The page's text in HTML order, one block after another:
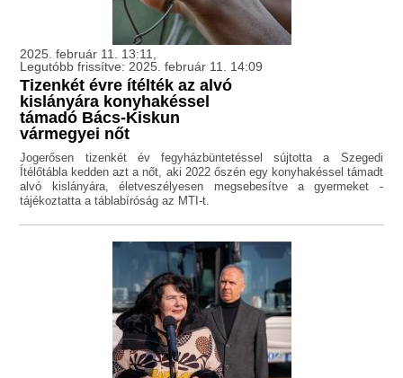
2025. február 11. 13:11,
Legutóbb frissítve: 2025. február 11. 14:09
Tizenkét évre ítélték az alvó
kislányára konyhakéssel
támadó Bács-Kiskun
vármegyei nőt
Jogerősen tizenkét év fegyházbüntetéssel sújtotta a Szegedi
Ítélőtábla kedden azt a nőt, aki 2022 őszén egy konyhakéssel támadt
alvó kislányára, életveszélyesen megsebesítve a gyermeket -
tájékoztatta a táblabíróság az MTI-t.